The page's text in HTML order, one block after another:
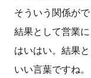
そういう関係がで
結果として営業に
はいはい。結果
いい言葉ですね。